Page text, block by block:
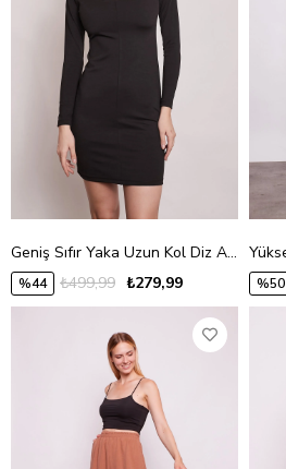
Geniş Sıfır Yaka Uzun Kol Diz Altı Likralı Kumaş Elbise-Siyah
%44 ₺279,99
₺499,99 %50